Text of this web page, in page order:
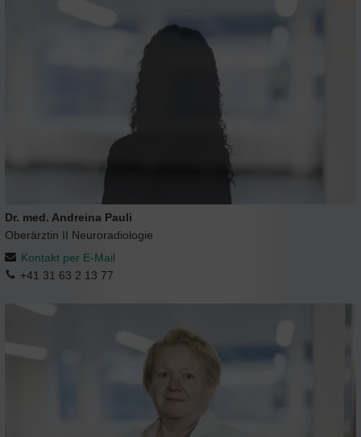
Dr. med. Andreina Pauli
Oberärztin II Neuroradiologie
Kontakt per E-Mail
+41 31 63 2 13 77